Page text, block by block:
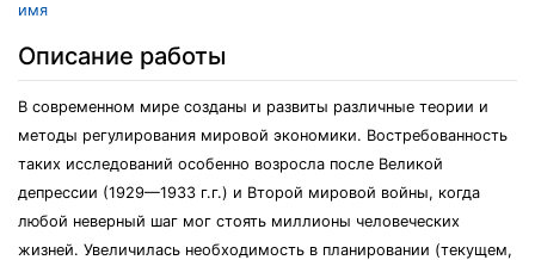
имя
Описание работы
В современном мире созданы и развиты различные теории и
методы регулирования мировой экономики. Востребованность
таких исследований особенно возросла после Великой
депрессии (1929—1933 г.г.) и Второй мировой войны, когда
любой неверный шаг мог стоять миллионы человеческих
жизней. Увеличилась необходимость в планировании (текущем,